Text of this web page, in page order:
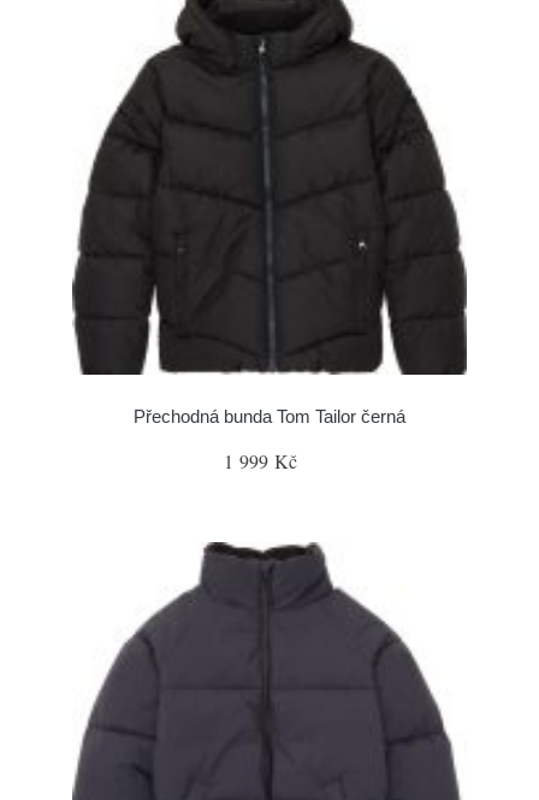
Přechodná bunda Tom Tailor černá
1 999 Kč